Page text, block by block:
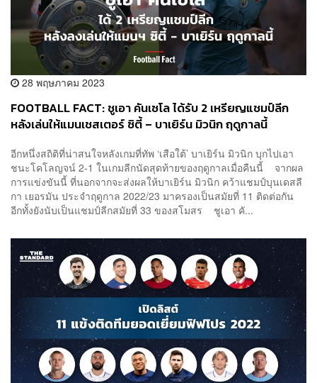
28 พฤษภาคม 2023
FOOTBALL FACT: ชูเอา คันเซโล ได้รับ 2 เหรียญแชมป์ลีก
หลังเล่นให้แมนเชสเตอร์ ซิตี้ – บาเยิร์น มิวนิก ฤดูกาลนี้
อีกหนึ่งสถิติที่น่าสนใจหลังเกมที่ทัพ ‘เสือใต้’ บาเยิร์น มิวนิก บุกไปเอา
ชนะโคโลญจน์ 2-1 ในเกมลีกนัดสุดท้ายของฤดูกาลเมื่อคืนนี้ จากผล
การแข่งขันนี้ ที่นอกจากจะส่งผลให้บาเยิร์น มิวนิก คว้าแชมป์บุนเดสลี
กา เยอรมัน ประจำฤดูกาล 2022/23 มาครองเป็นสมัยที่ 11 ติดต่อกัน
อีกทั้งยังนับเป็นแชมป์ลีกสมัยที่ 33 ของสโมสร ชูเอา คั...